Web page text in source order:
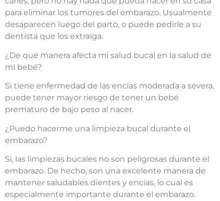
para eliminar los tumores del embarazo. Usualmente
desaparecen luego del parto, o puede pedirle a su
dentista que los extraiga.
¿De qué manera afecta mi salud bucal en la salud de
mi bebé?
Si tiene enfermedad de las encías moderada a severa,
puede tener mayor riesgo de tener un bebé
prematuro de bajo peso al nacer.
¿Puedo hacerme una limpieza bucal durante el
embarazo?
Si, las limpiezas bucales no son peligrosas durante el
embarazo. De hecho, son una excelente manera de
mantener saludables dientes y encías, lo cual es
especialmente importante durante el embarazo.